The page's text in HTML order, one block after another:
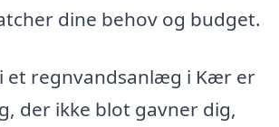
dine behov og budget.
et regnvandsanlæg i Kær er
der ikke blot gavner dig,